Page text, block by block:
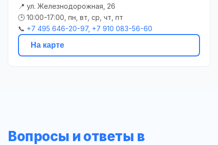
📍 ул. Железнодорожная, 26
🕒 10:00-17:00, пн, вт, ср, чт, пт
📞 +7 495 646-20-97, +7 910 083-56-60
На карте
Вопросы и ответы в